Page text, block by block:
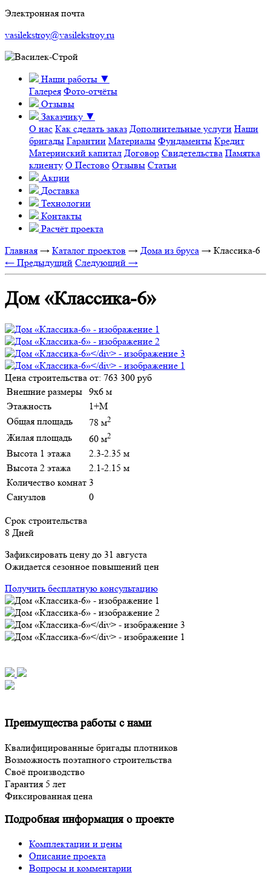
Электронная почта
vasilekstroy@vasilekstroy.ru
Наши работы ▼
Галерея Фото-отчёты
Отзывы
Заказчику ▼
О нас Как сделать заказ Дополнительные услуги Наши
бригады Гарантии Материалы Фундаменты Кредит
Материнский капитал Договор Свидетельства Памятка
клиенту О Пестово Отзывы Статьи
Акции
Доставка
Технологии
Контакты
Расчёт проекта
Главная → Каталог проектов → Дома из бруса → Классика-6
← Предыдущий Следующий →
Дом «Классика-6»
Цена строительства от: 763 300 руб
Внешние размеры 9х6 м
Этажность
1+М
Общая площадь
78 м2
Жилая площадь 60 м2
Высота 1 этажа
2.3-2.35 м
Высота 2 этажа
2.1-2.15 м
Количество комнат 3
Санузлов
0
Срок строительства
8 Дней
Зафиксировать цену до 31 августа
Ожидается сезонное повышений цен
Получить бесплатную консультацию
Преимущества работы с нами
Квалифицированные бригады плотников
Возможность поэтапного строительства
Своё производство
Гарантия 5 лет
Фиксированная цена
Подробная информация о проекте
Комплектации и цены
Описание проекта
Вопросы и комментарии